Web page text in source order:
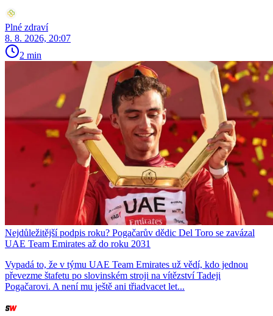
Plné zdraví
8. 8. 2026, 20:07
2 min
Nejdůležitější podpis roku? Pogačarův dědic Del Toro se zavázal
UAE Team Emirates až do roku 2031
Vypadá to, že v týmu UAE Team Emirates už vědí, kdo jednou
převezme štafetu po slovinském stroji na vítězství Tadeji
Pogačarovi. A není mu ještě ani třiadvacet let...